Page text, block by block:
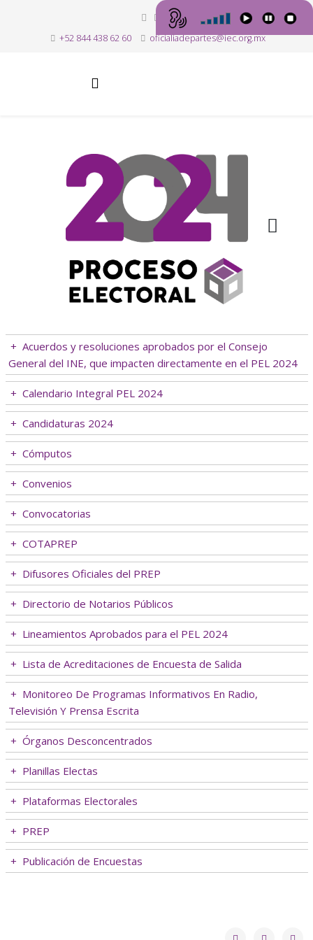
+52 844 438 62 60 oficialiadepartes@iec.org.mx
+ Acuerdos y resoluciones aprobados por el Consejo
General del INE, que impacten directamente en el PEL 2024
+ Calendario Integral PEL 2024
+ Candidaturas 2024
+ Cómputos
+ Convenios
+ Convocatorias
+ COTAPREP
+ Difusores Oficiales del PREP
+ Directorio de Notarios Públicos
+ Lineamientos Aprobados para el PEL 2024
+ Lista de Acreditaciones de Encuesta de Salida
+ Monitoreo De Programas Informativos En Radio,
Televisión Y Prensa Escrita
+ Órganos Desconcentrados
+ Planillas Electas
+ Plataformas Electorales
+ PREP
+ Publicación de Encuestas